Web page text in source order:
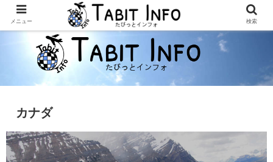
カナダ
メニュー 検索